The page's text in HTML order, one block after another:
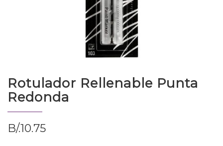
Rotulador Rellenable Punta
Redonda
B/.10.75